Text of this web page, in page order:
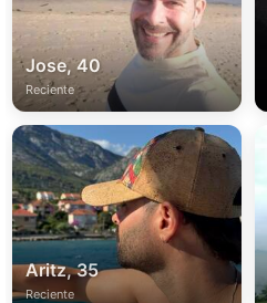
Jose, 40
Reciente
Aritz, 35
Reciente